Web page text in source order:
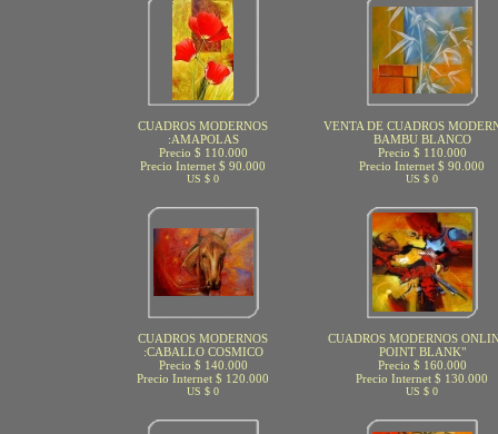
CUADROS MODERNOS
:AMAPOLAS
Precio $ 110.000
Precio Internet $ 90.000
US $ 0
VENTA DE CUADROS
BAMBU BLANCO
Precio $ 110.000
Precio Internet $ 90.000
US $ 0
CUADROS MODERNOS
:CABALLO COSMICO
Precio $ 140.000
Precio Internet $ 120.000
US $ 0
CUADROS MODERNOS
POINT BLANK"
Precio $ 160.000
Precio Internet $ 130.000
US $ 0